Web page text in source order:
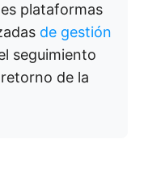
plataformas
de gestión
seguimiento
de la